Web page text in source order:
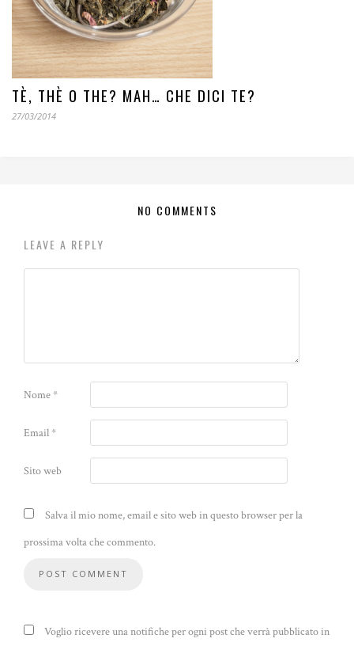
TÈ, THÈ O THE? MAH… CHE DICI TE?
27/03/2014
NO COMMENTS
LEAVE A REPLY
Nome*
Email*
Sito web
Salva il mio nome, email e sito web in questo browser per la
prossima volta che commento.
Voglio ricevere una notifiche per ogni post che verrà pubblicato in